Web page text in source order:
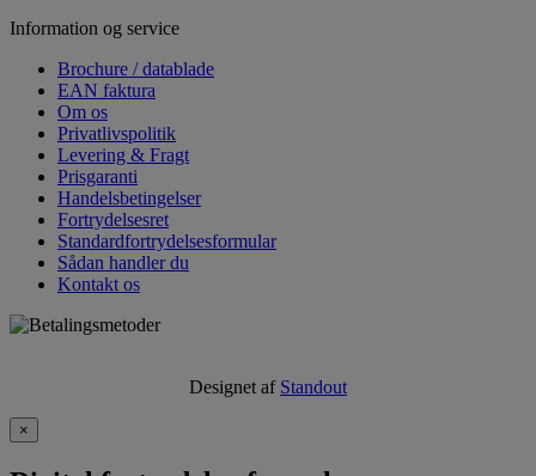
Information og service
Brochure / datablade
EAN faktura
Om os
Privatlivspolitik
Levering & Fragt
Prisgaranti
Handelsbetingelser
Fortrydelsesret
Standardfortrydelsesformular
Sådan handler du
Kontakt os
Designet af Standout
×